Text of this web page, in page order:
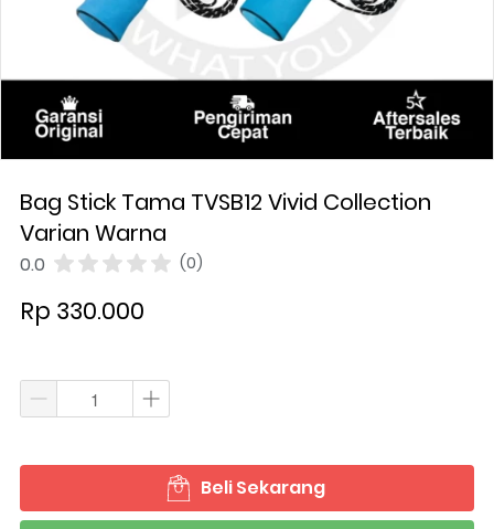
Bag Stick Tama TVSB12 Vivid Collection
Varian Warna
0.0 (0)
Rp 330.000
` Beli Sekarang